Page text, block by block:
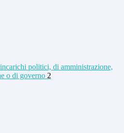
politici, di amministrazione,
o di governo 2